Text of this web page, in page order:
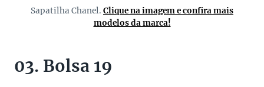
Sapatilha Chanel. Clique na imagem e confira mais
modelos da marca!
03. Bolsa 19